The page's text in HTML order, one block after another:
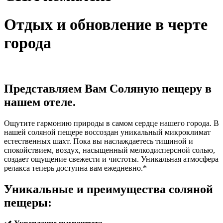
Отдых и обновление в черте
города
Представляем Вам Соляную пещеру в
нашем отеле.
Ощутите гармонию природы в самом сердце нашего города. В
нашей соляной пещере воссоздан уникальный микроклимат
естественных шахт. Пока вы наслаждаетесь тишиной и
спокойствием, воздух, насыщенный мелкодисперсной солью,
создает ощущение свежести и чистоты. Уникальная атмосфера
релакса теперь доступна вам ежедневно.*
Уникальные и преимущества соляной
пещеры: